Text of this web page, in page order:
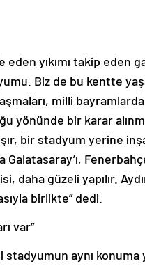
eden yıkımı takip eden
Biz de bu kentte
milli
bir karar
bir stadyum yerine
Galatasaray’ı,
güzeli yapılır.
birlikte” dedi.
var”
aynı konuma